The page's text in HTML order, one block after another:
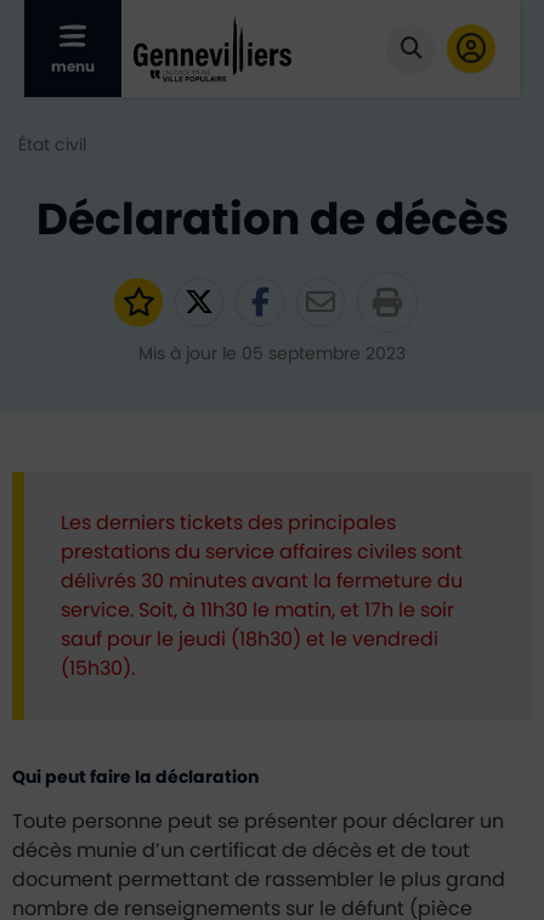
Afficher le menu mobile
menu Cliquer
État civil
Déclaration de décès
Ajouter aux favoris
Partager sur Twitter
Partager sur
Partager par
Mis à jour le 05 septembre 2023
Les derniers tickets des principales
prestations du service affaires civiles sont
délivrés 30 minutes avant la fermeture du
service. Soit, à 11h30 le matin, et 17h le soir
sauf pour le jeudi (18h30) et le vendredi
(15h30).
Qui peut faire la déclaration
Toute personne peut se présenter pour déclarer un
décès munie d’un certificat de décès et de tout
document permettant de rassembler le plus grand
nombre de renseignements sur le défunt (pièce